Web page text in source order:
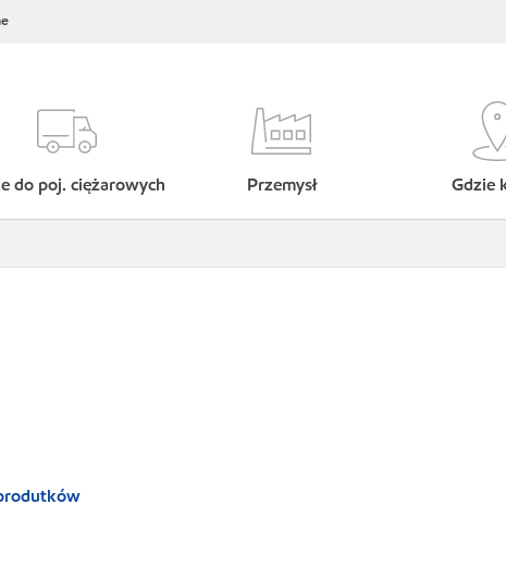
do poj. ciężarowych Przemysł Gdzie